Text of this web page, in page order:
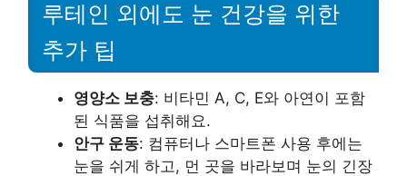
루테인 외에도 눈 건강을 위한
추가 팁
영양소 보충: 비타민 A, C, E와 아연이 포함
된 식품을 섭취해요.
안구 운동: 컴퓨터나 스마트폰 사용 후에는
눈을 쉬게 하고, 먼 곳을 바라보며 눈의 긴장